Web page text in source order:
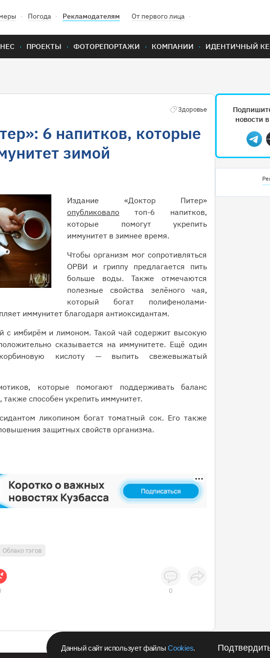
Погода Рекламодателям От первого лица
ПРОЕКТЫ ФОТОРЕПОРТАЖИ КОМПАНИИ ИДЕНТИЧНЫЙ
Данный сайт использует файлыCookies.
Здоровье
6 напитков, которые
зимой
Издание «Доктор Питер»
опубликовало топ-6 напитков,
которые помогут укрепить
иммунитет в зимнее время.
Чтобы организм мог сопротивляться
ОРВИ и гриппу предлагается пить
больше воды. Также отмечаются
полезные свойства зелёного чая,
который богат полифенолами-
иммунитет благодаря антиоксидантам.
с имбирём и лимоном. Такой чай содержит высокую
сказывается на иммунитете. Ещё один
кислоту — выпить свежевыжатый
которые помогают поддерживать баланс
способен укрепить иммунитет.
ликопином богат томатный сок. Его также
защитных свойств организма.
Облако тэгов
0
новости